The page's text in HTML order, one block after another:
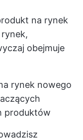
na rynek
obejmuje
rynek nowego
produktów